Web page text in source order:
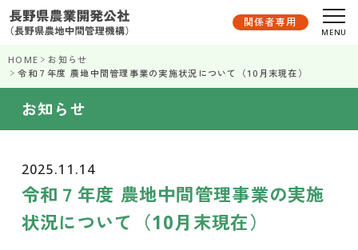
関係者専用
HOME
お知らせ
令和７年度 農地中間管理事業の実施状況について（10月末現在）
お知らせ
2025.11.14
令和７年度 農地中間管理事業の実施
状況について（10月末現在）